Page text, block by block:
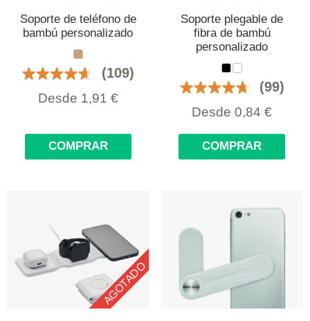
Soporte de teléfono de
bambú personalizado
(109)
Desde 1,91 €
COMPRAR
Soporte plegable de
fibra de bambú
personalizado
(99)
Desde0,84 €
COMPRAR
AGOTADO